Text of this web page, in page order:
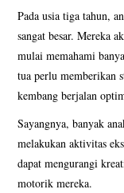
KATALOG
SYARAT DAN
TESTIMONI
BORONG
LEWAT MARKET
Pada usia tiga tahun,
sangat besar. Mereka
mulai memahami
tua perlu memberikan
kembang berjalan
Sayangnya, banyak
melakukan aktivitas
dapat mengurangi
motorik mereka.